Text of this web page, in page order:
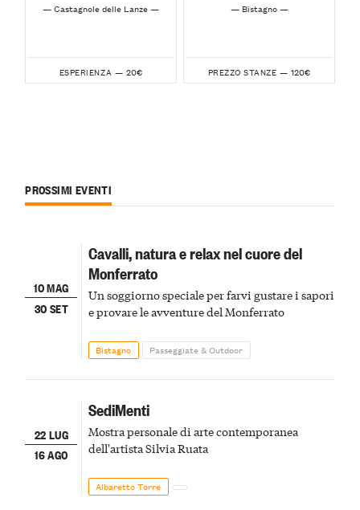
— Castagnole delle Lanze —
ESPERIENZA — 20€
— Bistagno —
PREZZO STANZE — 120€
PROSSIMI EVENTI
10 MAG
30 SET
Cavalli, natura e relax nel cuore del
Monferrato
Un soggiorno speciale per farvi gustare i sapori
e provare le avventure del Monferrato
Bistagno Passeggiate & Outdoor
22 LUG
16 AGO
SediMenti
Mostra personale di arte contemporanea
dell'artista Silvia Ruata
Albaretto Torre